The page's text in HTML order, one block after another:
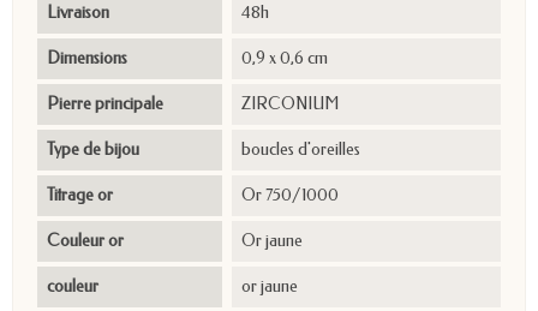
Livraison 48h
Dimensions 0,9 x 0,6 cm
Pierre principale ZIRCONIUM
Type de bijou boucles d'oreilles
Titrage or Or 750/1000
Couleur or Or jaune
couleur or jaune